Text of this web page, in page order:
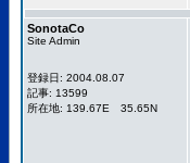
SonotaCo
Site Admin
登録日: 2004.08.07
記事: 13599
所在地: 139.67E 35.65N